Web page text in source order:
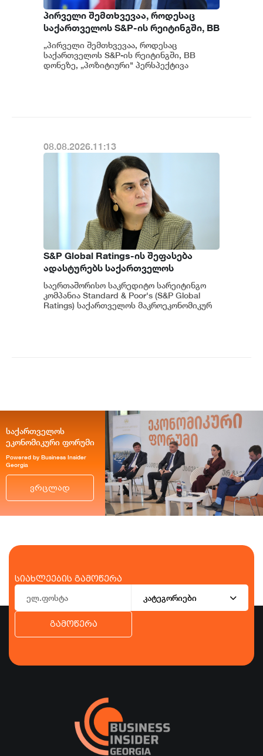
პირველი შემთხვევაა, როდესაც
საქართველოს S&P-ის რეიტინგში, BB
დონეზე „პოზიტიური" პერსპექტივა
მიენიჭა - პერსპექტივის
გაუმჯობესება კიდევ ერთხელ
„პირველი შემთხვევაა, როდესაც
საქართველოს S&P-ის რეიტინგში, BB
დონეზე, „პოზიტიური" პერსპექტივა
08.08.2026.11:13
S&P Global Ratings-ის შეფასება
ადასტურებს საქართველოს
ეკონომიკის მდგრადობასა და
ეროვნული ბანკის პოლიტიკის
ეფექტიანობას - ეკატერინე მიქაბაძე
საერთაშორისო საკრედიტო სარეიტინგო
კომპანია Standard & Poor's (S&P Global
Ratings) საქართველოს მაკროეკონომიკურ
საქართველოს
ეკონომიკური ფორუმი
Powered by Business Insider
Georgia
ვრცლად
სიახლეების გამოწერა
კატეგორიები
გამოწერა